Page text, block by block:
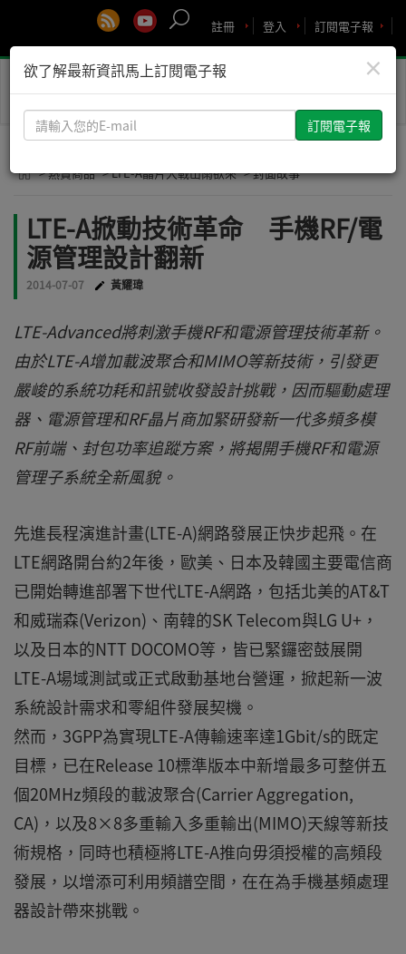
訂閱電子報
登入
註冊
Toggle
> 熱賣商品 > LTE-A晶片大戰山雨欲來 > 封面故事
LTE-A掀動技術革命 手機RF/電
源管理設計翻新
2014-07-07 黃耀瑋
LTE-Advanced將刺激手機RF和電源管理技術革新。
由於LTE-A增加載波聚合和MIMO等新技術，引發更
嚴峻的系統功耗和訊號收發設計挑戰，因而驅動處理
器、電源管理和RF晶片商加緊研發新一代多頻多模
RF前端、封包功率追蹤方案，將揭開手機RF和電源
管理子系統全新風貌。
先進長程演進計畫(LTE-A)網路發展正快步起飛。在
LTE網路開台約2年後，歐美、日本及韓國主要電信商
已開始轉進部署下世代LTE-A網路，包括北美的AT&T
和威瑞森(Verizon)、南韓的SK Telecom與LG U+，
以及日本的NTT DOCOMO等，皆已緊鑼密鼓展開
LTE-A場域測試或正式啟動基地台營運，掀起新一波
系統設計需求和零組件發展契機。
然而，3GPP為實現LTE-A傳輸速率達1Gbit/s的既定
目標，已在Release 10標準版本中新增最多可整併五
個20MHz頻段的載波聚合(Carrier Aggregation,
CA)，以及8×8多重輸入多重輸出(MIMO)天線等新技
術規格，同時也積極將LTE-A推向毋須授權的高頻段
發展，以增添可利用頻譜空間，在在為手機基頻處理
器設計帶來挑戰。
×
欲了解最新資訊馬上訂閱電子報
請
輸
您
mail